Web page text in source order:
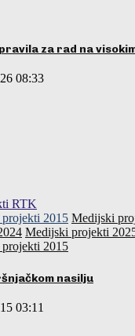
za rad na
08:33
RTK
2015 Medijski
Medijski projekti
2015
nasilju
03:11